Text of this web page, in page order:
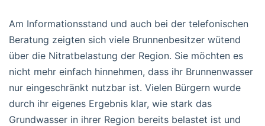
Am Informationsstand und auch bei der telefonischen
Beratung zeigten sich viele Brunnenbesitzer wütend
über die Nitratbelastung der Region. Sie möchten es
nicht mehr einfach hinnehmen, dass ihr Brunnenwasser
nur eingeschränkt nutzbar ist. Vielen Bürgern wurde
durch ihr eigenes Ergebnis klar, wie stark das
Grundwasser in ihrer Region bereits belastet ist und